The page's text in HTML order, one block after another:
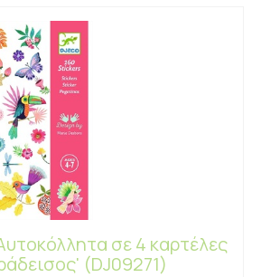
σε 4 καρτέλες
(DJ09271)